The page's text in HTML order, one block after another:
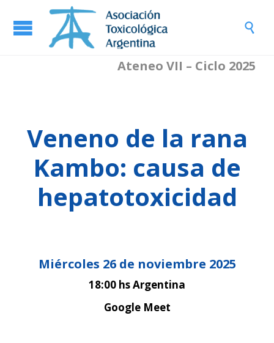

Ateneo VII – Ciclo 2025
Veneno de la rana
Kambo: causa de
hepatotoxicidad
Miércoles 26 de noviembre 2025
18:00 hs Argentina
Google Meet